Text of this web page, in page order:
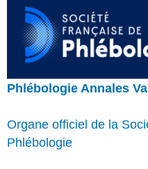
Phlébologie Annales
Organe officiel de la
Phlébologie